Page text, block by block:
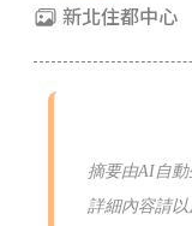
新北住都中心
摘要由AI自動
詳細內容請以